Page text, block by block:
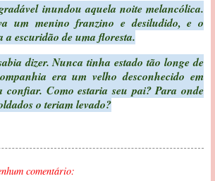
inundou aquela noite melancólica.
um menino franzino e desiludido, e o
a escuridão de uma floresta.
dizer. Nunca tinha estado tão longe de
era um velho desconhecido em
confiar. Como estaria seu pai? Para onde
o teriam levado?
comentário: